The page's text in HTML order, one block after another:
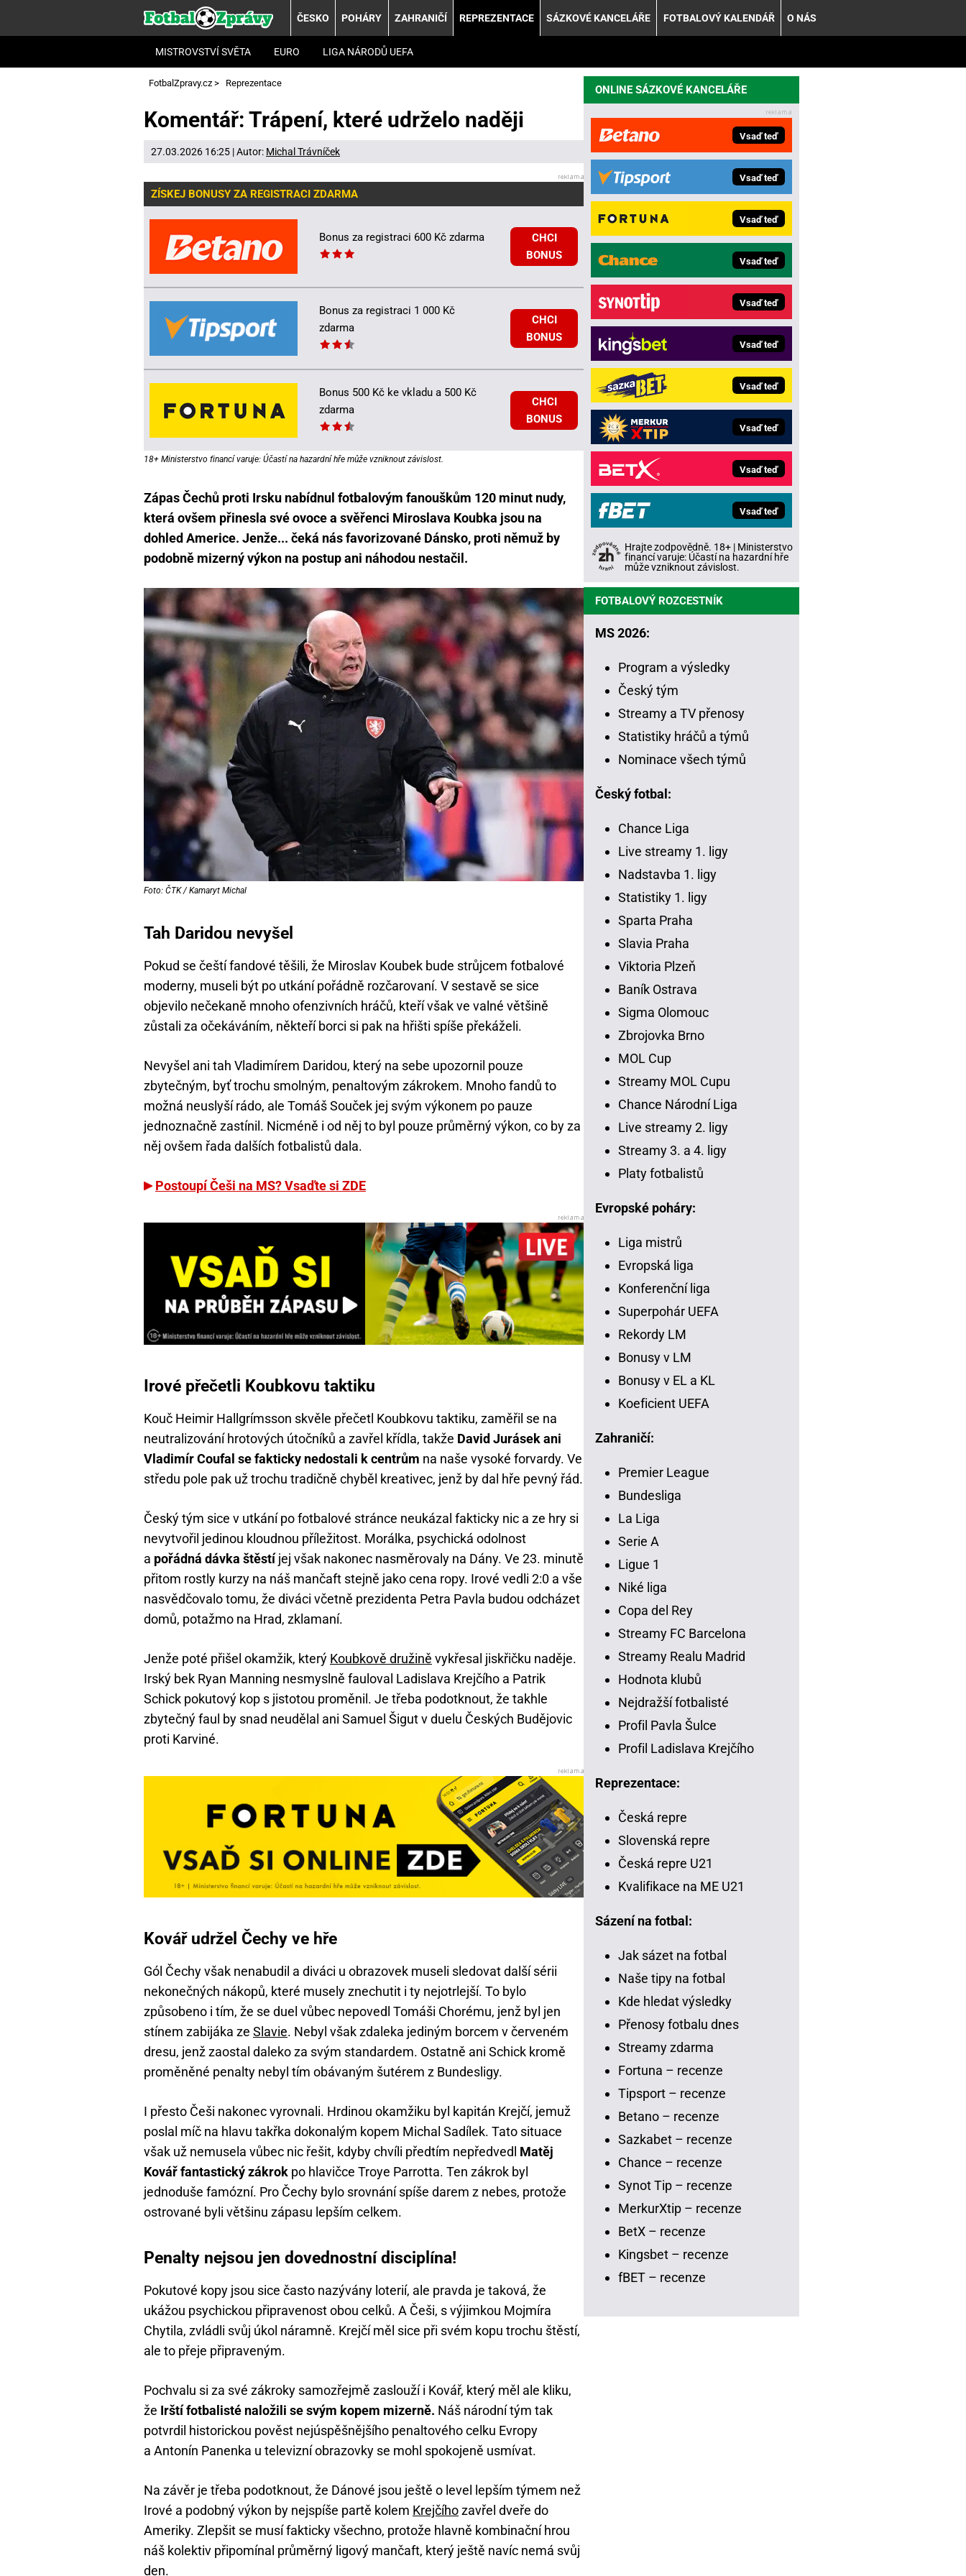
ČESKO POHÁRY ZAHRANIČÍ REPREZENTACE
MISTROVSTVÍ SVĚTA EURO LIGA NÁRODŮ UEFA
SÁZKOVÉ KANCELÁŘE FOTBALOVÝ KALENDÁŘ O NÁS
FotbalZpravy.cz > Reprezentace
Komentář: Trápení, které udrželo naději
27.03.2026 16:25 | Autor: Michal Trávníček
ZÍSKEJ BONUSY ZA REGISTRACI ZDARMA
Bonus za registraci 600 Kč zdarma
CHCI
BONUS
Bonus za registraci 1 000 Kč
zdarma
CHCI
BONUS
Bonus 500 Kč ke vkladu a 500 Kč
zdarma
CHCI
BONUS
18+ Ministerstvo financí varuje: Účastí na hazardní hře může vzniknout závislost.
Zápas Čechů proti Irsku nabídnul fotbalovým fanouškům 120 minut nudy,
která ovšem přinesla své ovoce a svěřenci Miroslava Koubka jsou na
dohled Americe. Jenže... čeká nás favorizované Dánsko, proti němuž by
podobně mizerný výkon na postup ani náhodou nestačil.
Foto: ČTK / Kamaryt Michal
Tah Daridou nevyšel
Pokud se čeští fandové těšili, že Miroslav Koubek bude strůjcem fotbalové
moderny, museli být po utkání pořádně rozčarovaní. V sestavě se sice
objevilo nečekaně mnoho ofenzivních hráčů, kteří však ve valné většině
zůstali za očekáváním, někteří borci si pak na hřišti spíše překáželi.
Nevyšel ani tah Vladimírem Daridou, který na sebe upozornil pouze
zbytečným, byť trochu smolným, penaltovým zákrokem. Mnoho fandů to
možná neuslyší rádo, ale Tomáš Souček jej svým výkonem po pauze
jednoznačně zastínil. Nicméně i od něj to byl pouze průměrný výkon, co by za
něj ovšem řada dalších fotbalistů dala.
Postoupí Češi na MS? Vsaďte si ZDE
Irové přečetli Koubkovu taktiku
Kouč Heimir Hallgrímsson skvěle přečetl Koubkovu taktiku, zaměřil se na
neutralizování hrotových útočníků a zavřel křídla, takže David Jurásek ani
Vladimír Coufal se fakticky nedostali k centrům na naše vysoké forvardy. Ve
středu pole pak už trochu tradičně chyběl kreativec, jenž by dal hře pevný řád.
Český tým sice v utkání po fotbalové stránce neukázal fakticky nic a ze hry si
nevytvořil jedinou kloudnou příležitost. Morálka, psychická odolnost
a pořádná dávka štěstí jej však nakonec nasměrovaly na Dány. Ve 23. minutě
přitom rostly kurzy na náš mančaft stejně jako cena ropy. Irové vedli 2:0 a vše
nasvědčovalo tomu, že diváci včetně prezidenta Petra Pavla budou odcházet
domů, potažmo na Hrad, zklamaní.
Jenže poté přišel okamžik, který Koubkově družině vykřesal jiskřičku naděje.
Irský bek Ryan Manning nesmyslně fauloval Ladislava Krejčího a Patrik
Schick pokutový kop s jistotou proměnil. Je třeba podotknout, že takhle
zbytečný faul by snad neudělal ani Samuel Šigut v duelu Českých Budějovic
proti Karviné.
Kovář udržel Čechy ve hře
Gól Čechy však nenabudil a diváci u obrazovek museli sledovat další sérii
nekonečných nákopů, které musely znechutit i ty nejotrlejší. To bylo
způsobeno i tím, že se duel vůbec nepovedl Tomáši Chorému, jenž byl jen
stínem zabijáka ze Slavie. Nebyl však zdaleka jediným borcem v červeném
dresu, jenž zaostal daleko za svým standardem. Ostatně ani Schick kromě
proměněné penalty nebyl tím obávaným šutérem z Bundesligy.
I přesto Češi nakonec vyrovnali. Hrdinou okamžiku byl kapitán Krejčí, jemuž
poslal míč na hlavu takřka dokonalým kopem Michal Sadílek. Tato situace
však už nemusela vůbec nic řešit, kdyby chvíli předtím nepředvedl Matěj
Kovář fantastický zákrok po hlavičce Troye Parrotta. Ten zákrok byl
jednoduše famózní. Pro Čechy bylo srovnání spíše darem z nebes, protože
ostrované byli většinu zápasu lepším celkem.
Penalty nejsou jen dovednostní disciplína!
Pokutové kopy jsou sice často nazývány loterií, ale pravda je taková, že
ukážou psychickou připravenost obou celků. A Češi, s výjimkou Mojmíra
Chytila, zvládli svůj úkol náramně. Krejčí měl sice při svém kopu trochu štěstí,
ale to přeje připraveným.
Pochvalu si za své zákroky samozřejmě zaslouží i Kovář, který měl ale kliku,
že Irští fotbalisté naložili se svým kopem mizerně. Náš národní tým tak
potvrdil historickou pověst nejúspěšnějšího penaltového celku Evropy
a Antonín Panenka u televizní obrazovky se mohl spokojeně usmívat.
Na závěr je třeba podotknout, že Dánové jsou ještě o level lepším týmem než
Irové a podobný výkon by nejspíše partě kolem Krejčíhozavřel dveře do
Ameriky. Zlepšit se musí fakticky všechno, protože hlavně kombinační hrou
náš kolektiv připomínal průměrný ligový mančaft, který ještě navíc nemá svůj
den.
ONLINE SÁZKOVÉ KANCELÁŘE
Vsaď teď
Vsaď teď
Vsaď teď
Vsaď teď
Vsaď teď
Vsaď teď
Vsaď teď
Vsaď teď
Vsaď teď
Vsaď teď
Hrajte zodpovědně. 18+ | Ministerstvo
financí varuje: Účastí na hazardní hře
může vzniknout závislost.
FOTBALOVÝ ROZCESTNÍK
MS 2026:
Program a výsledky
Český tým
Streamy a TV přenosy
Statistiky hráčů a týmů
Nominace všech týmů
Český fotbal:
Chance Liga
Live streamy 1. ligy
Nadstavba 1. ligy
Statistiky 1. ligy
Sparta Praha
Slavia Praha
Viktoria Plzeň
Baník Ostrava
Sigma Olomouc
Zbrojovka Brno
MOL Cup
Streamy MOL Cupu
Chance Národní Liga
Live streamy 2. ligy
Streamy 3. a 4. ligy
Platy fotbalistů
Evropské poháry:
Liga mistrů
Evropská liga
Konferenční liga
Superpohár UEFA
Rekordy LM
Bonusy v LM
Bonusy v EL a KL
Koeficient UEFA
Zahraničí:
Premier League
Bundesliga
La Liga
Serie A
Ligue 1
Niké liga
Copa del Rey
Streamy FC Barcelona
Streamy Realu Madrid
Hodnota klubů
Nejdražší fotbalisté
Profil Pavla Šulce
Profil Ladislava Krejčího
Reprezentace:
Česká repre
Slovenská repre
Česká repre U21
Kvalifikace na ME U21
Sázení na fotbal:
Jak sázet na fotbal
Naše tipy na fotbal
Kde hledat výsledky
Přenosy fotbalu dnes
Streamy zdarma
Fortuna – recenze
Tipsport – recenze
Betano – recenze
Sazkabet – recenze
Chance – recenze
Synot Tip – recenze
MerkurXtip – recenze
BetX – recenze
Kingsbet – recenze
fBET – recenze